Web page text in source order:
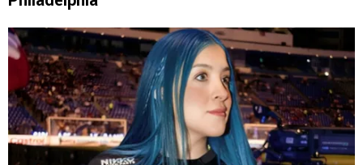
Linda definición de Paradela para el 1-0 ante
Philadelphia